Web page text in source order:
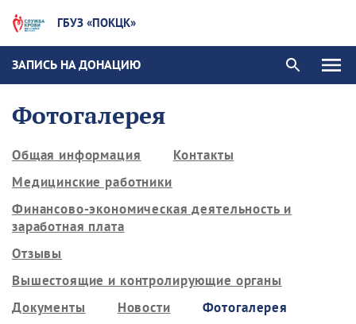
ГБУЗ «ПОКЦК»
ЗАПИСЬ НА ДОНАЦИЮ
Фотогалерея
Общая информация
Контакты
Медицинские работники
Финансово-экономическая деятельность и
заработная плата
Отзывы
Вышестоящие и контролирующие органы
Документы
Новости
Фотогалерея